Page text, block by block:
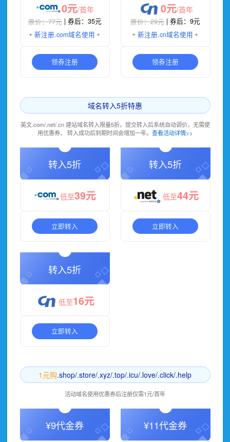
0元/首年
原价：77元| 券后：35元
新注册.com域名使用
领券注册
0元/首年
原价：29元 | 券后：9元
新注册.cn域名使用
领券注册
域名转入5折特惠
英文.com/.net/.cn 建站域名转入限量5折。提交转入后系统自动调价，无需使
用优惠券， 转入成功后到期时间会增加一年。 查看活动详情>>
转入5折
低至39元
立即转入
转入5折
低至44元
立即转入
转入5折
低至16元
立即转入
1元购.shop/.store/.xyz/.top/.icu/.love/.click/.help
活动域名使用优惠券后注册仅需1元/首年
¥9代金券 ¥11代金券